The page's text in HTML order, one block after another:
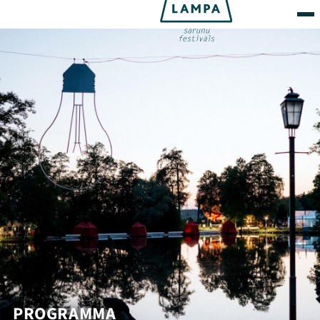
PROGRAMMA